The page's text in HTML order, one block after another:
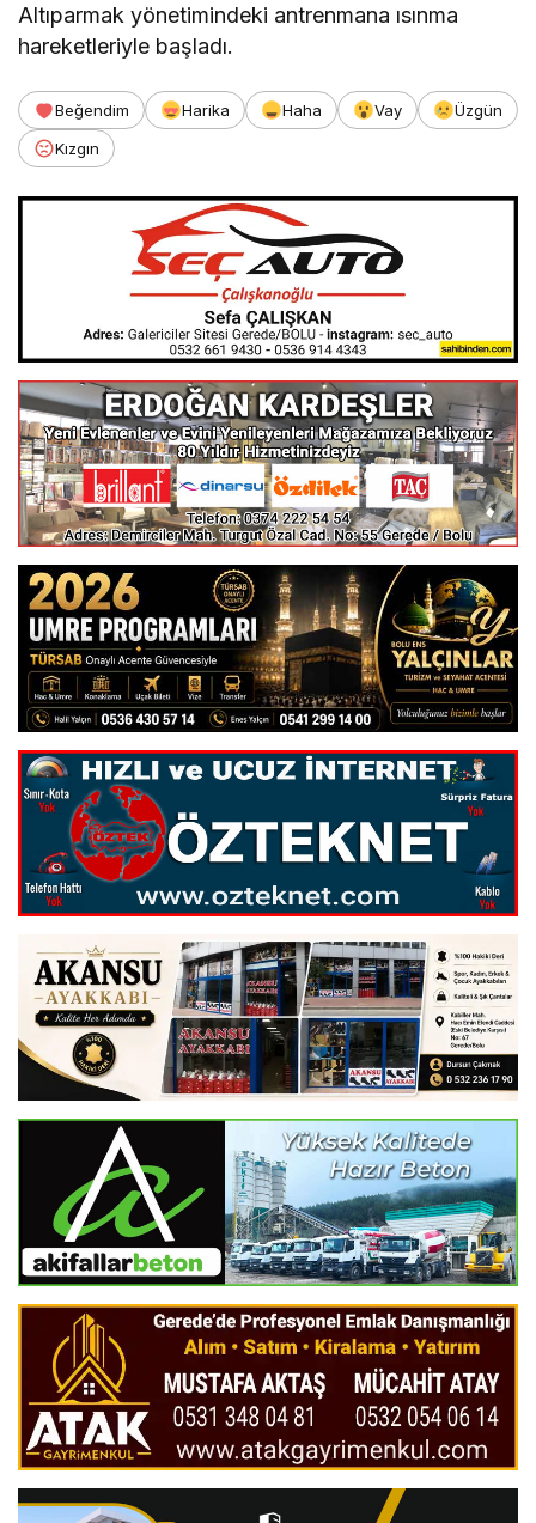
Altıparmak yönetimindeki antrenmana ısınma
hareketleriyle başladı.
Beğendim Harika Haha Vay
Üzgün
Kızgın